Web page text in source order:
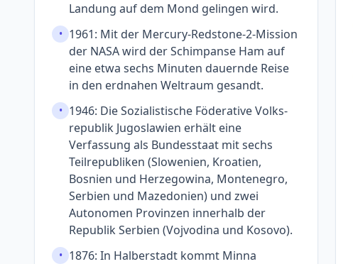
Landung auf dem Mond gelingen wird.
• 1961: Mit der Mercury-Redstone-2-Mission
der NASA wird der Schim­panse Ham auf
eine etwa sechs Minuten dauernde Reise
in den erd­nahen Welt­raum gesandt.
• 1946: Die Sozialistische Föderative Volks­
republik Jugo­slawien erhält eine
Verfassung als Bundes­staat mit sechs
Teilrepubliken (Slowenien, Kroatien,
Bosnien und Herzegowina, Montenegro,
Serbien und Mazedonien) und zwei
Autonomen Provinzen inner­halb der
Republik Serbien (Vojvodina und Kosovo).
• 1876: In Halberstadt kommt Minna